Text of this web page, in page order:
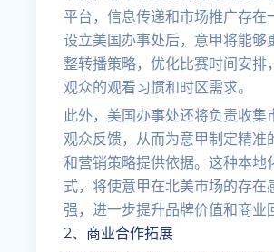
平台，信息传递和市场推广存在
设立美国办事处后，意甲将能够
整转播策略，优化比赛时间安排
观众的观看习惯和时区需求。
此外，美国办事处还将负责收集
观众反馈，从而为意甲制定精准
和营销策略提供依据。这种本地
式，将使意甲在北美市场的存在
强，进一步提升品牌价值和商业
2、商业合作拓展